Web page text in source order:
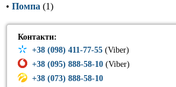
• Помпа (1)
Контакти:
+38 (098) 411-77-55 (Viber)
+38 (095) 888-58-10 (Viber)
+38 (073) 888-58-10